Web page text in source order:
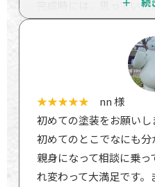
完成時には、思ってい
ていて、家族一同大満足
また何か困った際には
★★★★★ nn 様
初めての塗装をお願いし
初めてのとこでなにも分
親身になって相談に乗
れ変わって大満足です